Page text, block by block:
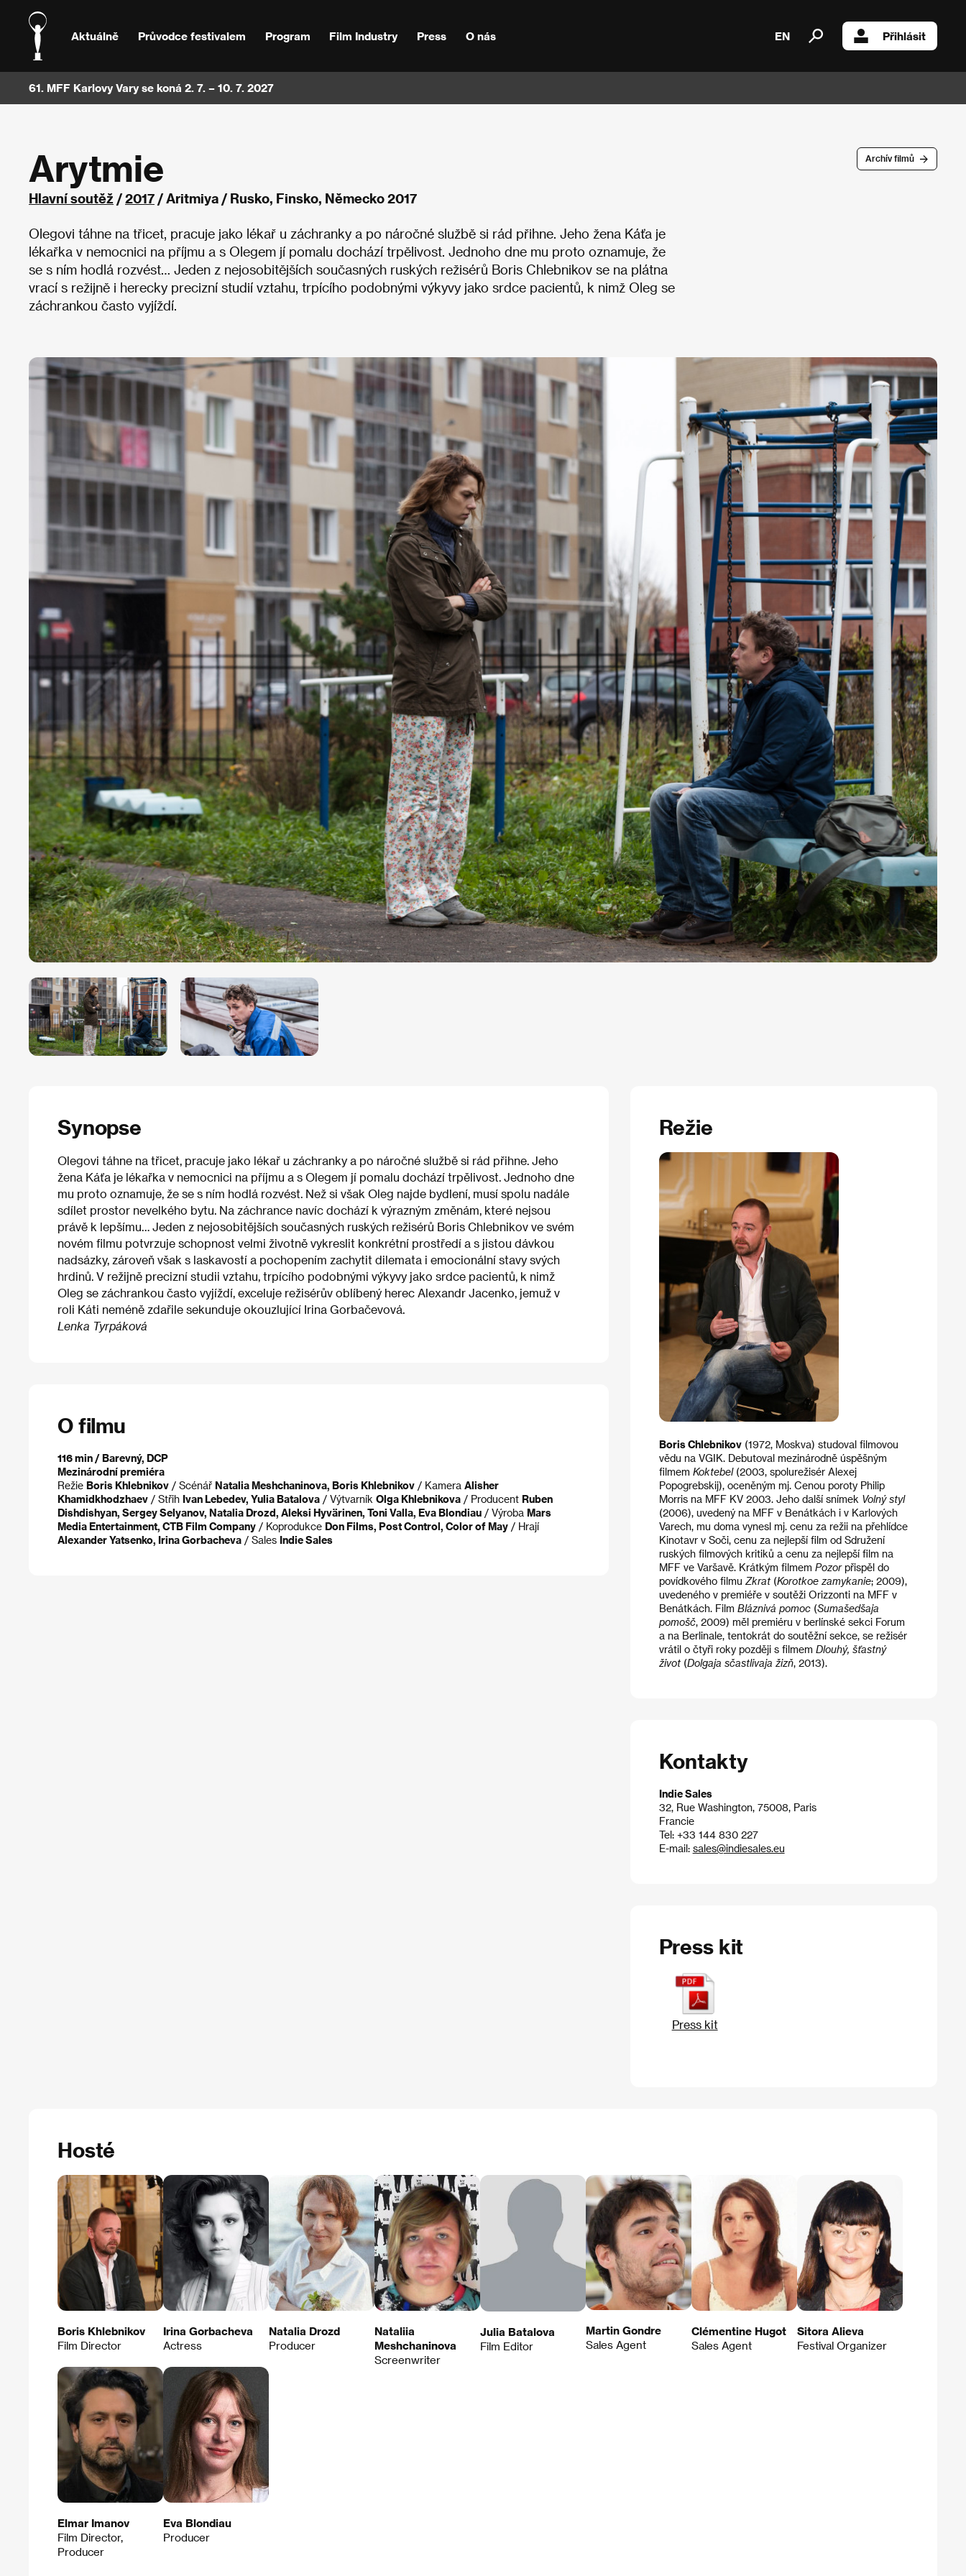
Aktuálně Průvodce festivalem Program Film Industry Press O nás EN Přihlásit
61. MFF Karlovy Vary se koná 2. 7. – 10. 7. 2027
Archív filmů
Arytmie
Hlavní soutěž /2017 / Aritmiya / Rusko, Finsko, Německo 2017
Olegovi táhne na třicet, pracuje jako lékař u záchranky a po náročné službě si rád přihne. Jeho žena Káťa je
lékařka v nemocnici na příjmu a s Olegem jí pomalu dochází trpělivost. Jednoho dne mu proto oznamuje, že
se s ním hodlá rozvést… Jeden z nejosobitějších současných ruských režisérů Boris Chlebnikov se na plátna
vrací s režijně i herecky precizní studií vztahu, trpícího podobnými výkyvy jako srdce pacientů, k nimž Oleg se
záchrankou často vyjíždí.
Synopse
Olegovi táhne na třicet, pracuje jako lékař u záchranky a po náročné službě si rád přihne. Jeho
žena Káťa je lékařka v nemocnici na příjmu a s Olegem jí pomalu dochází trpělivost. Jednoho dne
mu proto oznamuje, že se s ním hodlá rozvést. Než si však Oleg najde bydlení, musí spolu nadále
sdílet prostor nevelkého bytu. Na záchrance navíc dochází k výrazným změnám, které nejsou
právě k lepšímu… Jeden z nejosobitějších současných ruských režisérů Boris Chlebnikov ve svém
novém filmu potvrzuje schopnost velmi životně vykreslit konkrétní prostředí a s jistou dávkou
nadsázky, zároveň však s laskavostí a pochopením zachytit dilemata i emocionální stavy svých
hrdinů. V režijně precizní studii vztahu, trpícího podobnými výkyvy jako srdce pacientů, k nimž
Oleg se záchrankou často vyjíždí, exceluje režisérův oblíbený herec Alexandr Jacenko, jemuž v
roli Káti neméně zdařile sekunduje okouzlující Irina Gorbačevová.
Lenka Tyrpáková
O filmu
116 min / Barevný, DCP
Mezinárodní premiéra
Režie Boris Khlebnikov / Scénář Natalia Meshchaninova, Boris Khlebnikov / Kamera Alisher
Khamidkhodzhaev / Střih Ivan Lebedev, Yulia Batalova / Výtvarník Olga Khlebnikova / Producent Ruben
Dishdishyan, Sergey Selyanov, Natalia Drozd, Aleksi Hyvärinen, Toni Valla, Eva Blondiau / Výroba Mars
Media Entertainment, CTB Film Company / Koprodukce Don Films, Post Control, Color of May / Hrají
Alexander Yatsenko, Irina Gorbacheva / Sales Indie Sales
Režie
Boris Chlebnikov(1972, Moskva) studoval filmovou
vědu na VGIK. Debutoval mezinárodně úspěšným
filmem Koktebel (2003, spolurežisér Alexej
Popogrebskij), oceněným mj. Cenou poroty Philip
Morris na MFF KV 2003. Jeho další snímek Volný styl
(2006), uvedený na MFF v Benátkách i v Karlových
Varech, mu doma vynesl mj. cenu za režii na přehlídce
Kinotavr v Soči, cenu za nejlepší film od Sdružení
ruských filmových kritiků a cenu za nejlepší film na
MFF ve Varšavě. Krátkým filmem Pozorpřispěl do
povídkového filmu Zkrat(Korotkoe zamykanie; 2009),
uvedeného v premiéře v soutěži Orizzonti na MFF v
Benátkách. Film Bláznivá pomoc(Sumašedšaja
pomošč, 2009) měl premiéru v berlínské sekci Forum
a na Berlinale, tentokrát do soutěžní sekce, se režisér
vrátil o čtyři roky později s filmem Dlouhý, šťastný
život(Dolgaja sčastlivaja žizň, 2013).
Kontakty
Indie Sales
32, Rue Washington, 75008, Paris
Francie
Tel: +33 144 830 227
E-mail: sales@indiesales.eu
Press kit
Press kit
Hosté
Boris Khlebnikov
Film Director
Irina Gorbacheva
Actress
Natalia Drozd
Producer
Nataliia
Meshchaninova
Screenwriter
Julia Batalova
Film Editor
Martin Gondre
Sales Agent
Clémentine Hugot
Sales Agent
Sitora Alieva
Festival Organizer
Elmar Imanov
Film Director,
Producer
Eva Blondiau
Producer